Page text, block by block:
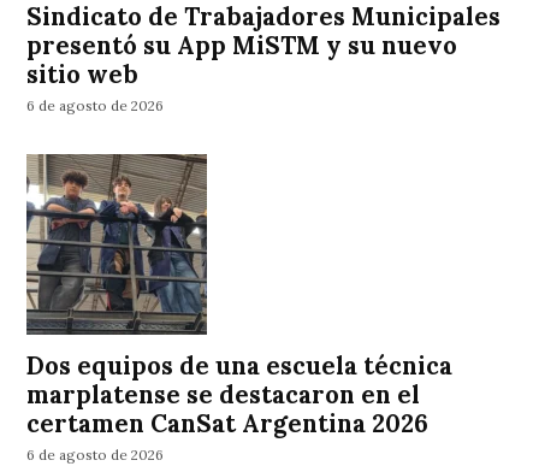
Sindicato de Trabajadores Municipales
presentó su App MiSTM y su nuevo
sitio web
6 de agosto de 2026
Dos equipos de una escuela técnica
marplatense se destacaron en el
certamen CanSat Argentina 2026
6 de agosto de 2026